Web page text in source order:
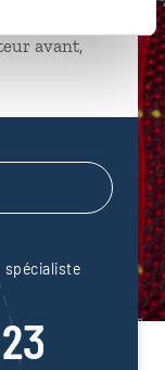
avant,
spécialiste